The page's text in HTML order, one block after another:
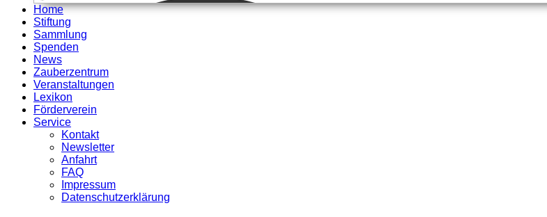
Home
Stiftung
Sammlung
Spenden
News
Zauberzentrum
Veranstaltungen
Lexikon
Förderverein
Service
Kontakt
Newsletter
Anfahrt
FAQ
Impressum
Datenschutzerklärung